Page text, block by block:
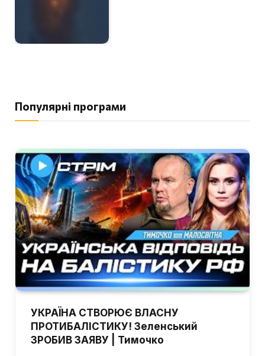
Популярні програми
УКРАЇНА СТВОРЮЄ ВЛАСНУ
ПРОТИБАЛІСТИКУ! Зеленський
ЗРОБИВ ЗАЯВУ | Тимочко